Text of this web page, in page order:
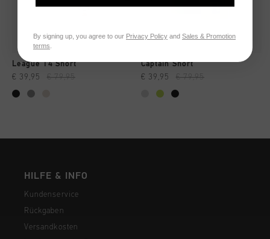
League 14 Short
€ 39,95 € 79,95
Captain Short
€ 39,95 € 79,95
HILFE & INFO
Kundenservice
Rückgaben
Versandkosten
By signing up, you agree to our Privacy Policy and Sales & Promotion
terms